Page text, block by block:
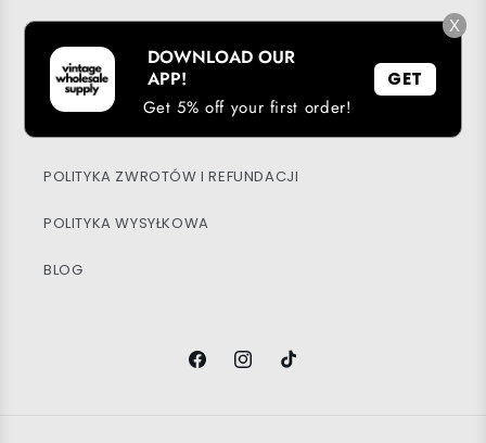
ZRÓWNOWAŻONY ROZWÓJ
POLITYKA ZWROTÓW I REFUNDACJI
POLITYKA WYSYŁKOWA
BLOG
FacebookInstagramTikTok
X
DOWNLOAD OUR
APP!
Get 5% off your first order!
GET